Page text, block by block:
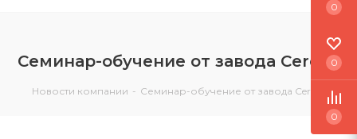
Семинар-обучение от завода Ceresit
Новости компании - Семинар-обучение от завода Ceresit
0
0
0